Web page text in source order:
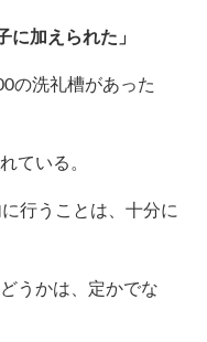
に加えられた」
の洗礼槽があった
ている。
行うことは、十分に
うかは、定かでな